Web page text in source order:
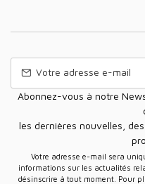
Abonnez-vous à notre Newsletter pour recevoir nos nouvelles
les dernières nouvelles,
Votre adresse e-mail sera uniquement utilisée pour vous envoyer des
informations sur les actualités
désinscrire à tout moment. Pour